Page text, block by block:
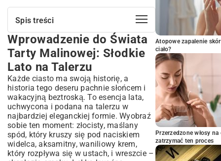
Spis treści
Wprowadzenie do Świata Tarty
Malinowej: Słodkie Lato na Talerzu
Dlaczego Tarta Malinowa Skradła Serca
Słodkich Łasuchów?
Kiedy Najlepiej Serwować Ten Wyjątkowy
Deser?
Składniki na Idealną Tartę Malinową: Co
Musisz Przygotować?
Ciasto Kruche: Podstawa Każdej
Wyśmienitej Tarty
Krem Budyniowy lub Czekoladowy:
Aksamitne Nadzienie
Świeże Maliny: Serce i Dusza Deseru
Wprowadzenie do Świata
Tarty Malinowej: Słodkie
Lato na Talerzu
Każde ciasto ma swoją historię, a
historia tego deseru pachnie słońcem i
wakacyjną beztroską. To esencja lata,
uchwycona i podana na talerzu w
najbardziej eleganckiej formie. Wyobraź
sobie ten moment: złocisty, maślany
spód, który kruszy się pod naciskiem
widelca, aksamitny, waniliowy krem,
który rozpływa się w ustach, i wreszcie –
Atopowe zapalenie
ciało?
Przerzedzone włosy
zatrzymać ten proces